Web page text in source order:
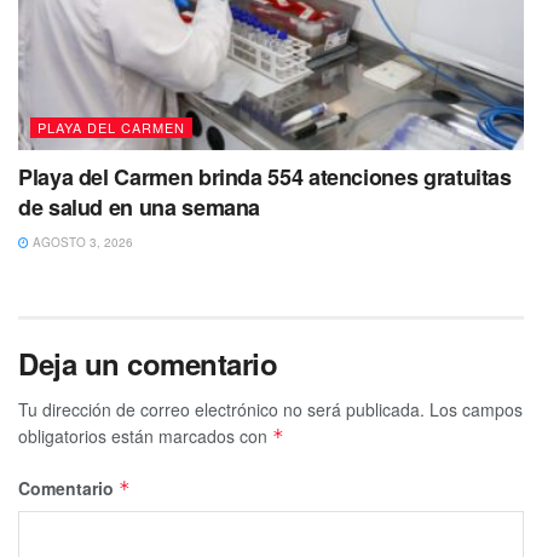
PLAYA DEL CARMEN
Playa del Carmen brinda 554 atenciones gratuitas
de salud en una semana
AGOSTO 3, 2026
Deja un comentario
Tu dirección de correo electrónico no será publicada. Los campos
obligatorios están marcados con *
Comentario *